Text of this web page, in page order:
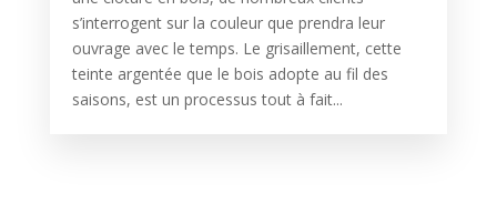
s’interrogent sur la couleur que prendra leur
ouvrage avec le temps. Le grisaillement, cette
teinte argentée que le bois adopte au fil des
saisons, est un processus tout à fait...